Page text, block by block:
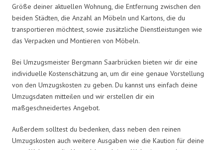
Größe deiner aktuellen Wohnung, die Entfernung zwischen den
beiden Städten, die Anzahl an Möbeln und Kartons, die du
transportieren möchtest, sowie zusätzliche Dienstleistungen wie
das Verpacken und Montieren von Möbeln.
Bei Umzugsmeister Bergmann Saarbrücken bieten wir dir eine
individuelle Kostenschätzung an, um dir eine genaue Vorstellung
von den Umzugskosten zu geben. Du kannst uns einfach deine
Umzugsdaten mitteilen und wir erstellen dir ein
maßgeschneidertes Angebot.
Außerdem solltest du bedenken, dass neben den reinen
Umzugskosten auch weitere Ausgaben wie die Kaution für deine